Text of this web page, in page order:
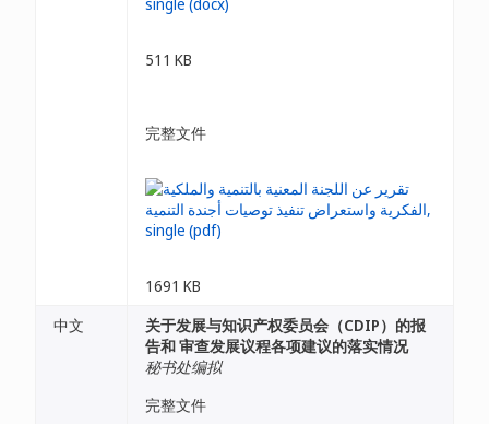
511 KB
完整文件
1691 KB
中文
关于发展与知识产权委员会（CDIP）的报
告和 审查发展议程各项建议的落实情况
秘书处编拟
完整文件